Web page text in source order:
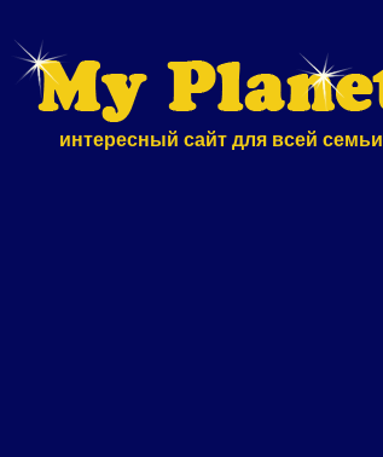
интересный сайт для всей семьи